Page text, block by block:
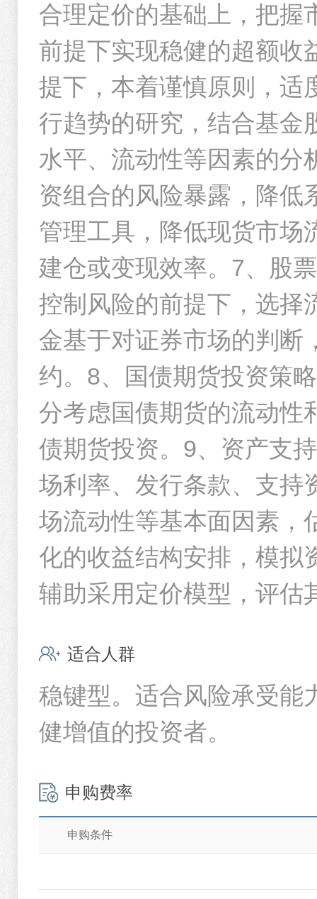
合理定价的基础上，把握
前提下实现稳健的超额收
提下，本着谨慎原则，适
行趋势的研究，结合基金
水平、流动性等因素的分
资组合的风险暴露，降低
管理工具，降低现货市场
建仓或变现效率。7、股
控制风险的前提下，选择
金基于对证券市场的判断
约。8、国债期货投资策
分考虑国债期货的流动性
债期货投资。9、资产支
场利率、发行条款、支持
场流动性等基本面因素，
化的收益结构安排，模拟
辅助采用定价模型，评估
适合人群
稳键型。适合风险承受能
健增值的投资者。
申购费率
申购条件